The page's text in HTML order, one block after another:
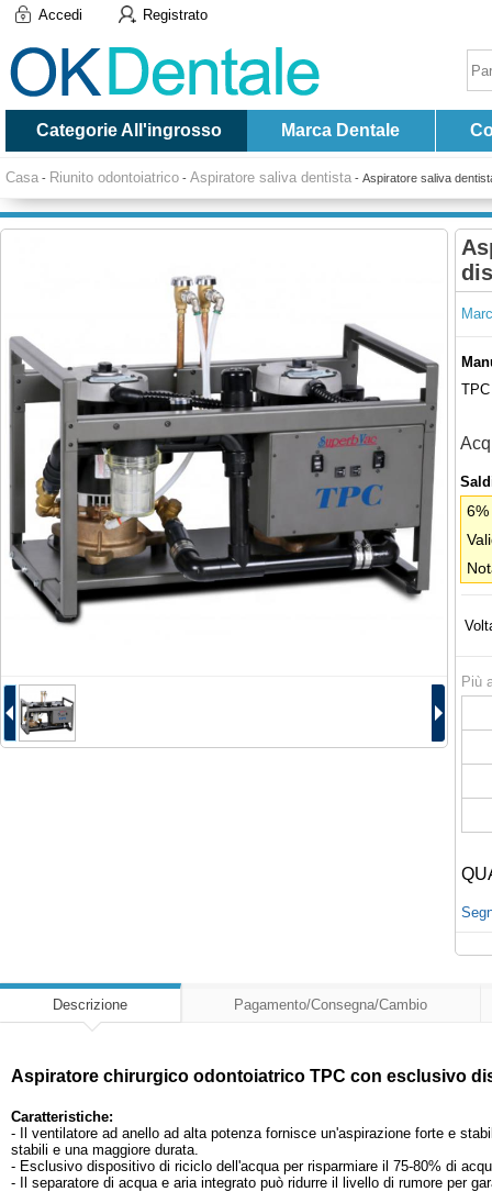
Accedi Registrato
Categorie All'ingrosso Marca Dentale
Casa - Riunito odontoiatrico - Aspiratore saliva dentista - Aspiratore saliva
Più
Descrizione Pagamento/Consegna/Cambio
Aspiratore chirurgico odontoiatrico TPC con esclusivo
Caratteristiche:
- Il ventilatore ad anello ad alta potenza fornisce un'aspirazione forte e
stabili e una maggiore durata.
- Esclusivo dispositivo di riciclo dell'acqua per risparmiare il 75-80% di
- Il separatore di acqua e aria integrato può ridurre il livello di rumore per